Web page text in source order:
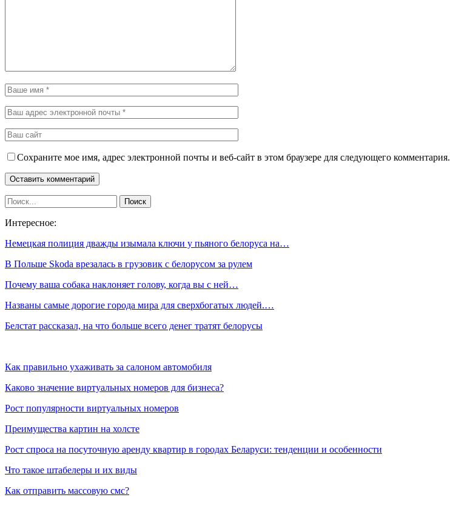
Сохраните мое имя, адрес электронной почты и веб-сайт в этом браузере для следующего комментария.
Интересное:
Немецкая полиция дважды изымала ключи у пьяного белоруса на…
В Польше Skoda врезалась в грузовик с белорусом за рулем
Почему ваша собака наклоняет голову, когда вы с ней…
Названы самые дорогие города мира для сверхбогатых людей.…
Белстат рассказал, на что больше всего денег тратят белорусы
Как правильно ухаживать за салоном автомобиля
Каково значение виртуальных номеров для бизнеса?
Рост популярности виртуальных номеров
Преимущества картин на холсте
Рост спроса на посуточную аренду квартир в городах Беларуси: тенденции и особенности
Что такое штабелеры и их виды
Как отправить массовую смс?